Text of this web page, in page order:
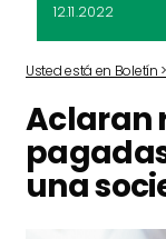
12.11.2022
Usted está en Boletín
Aclaran
una